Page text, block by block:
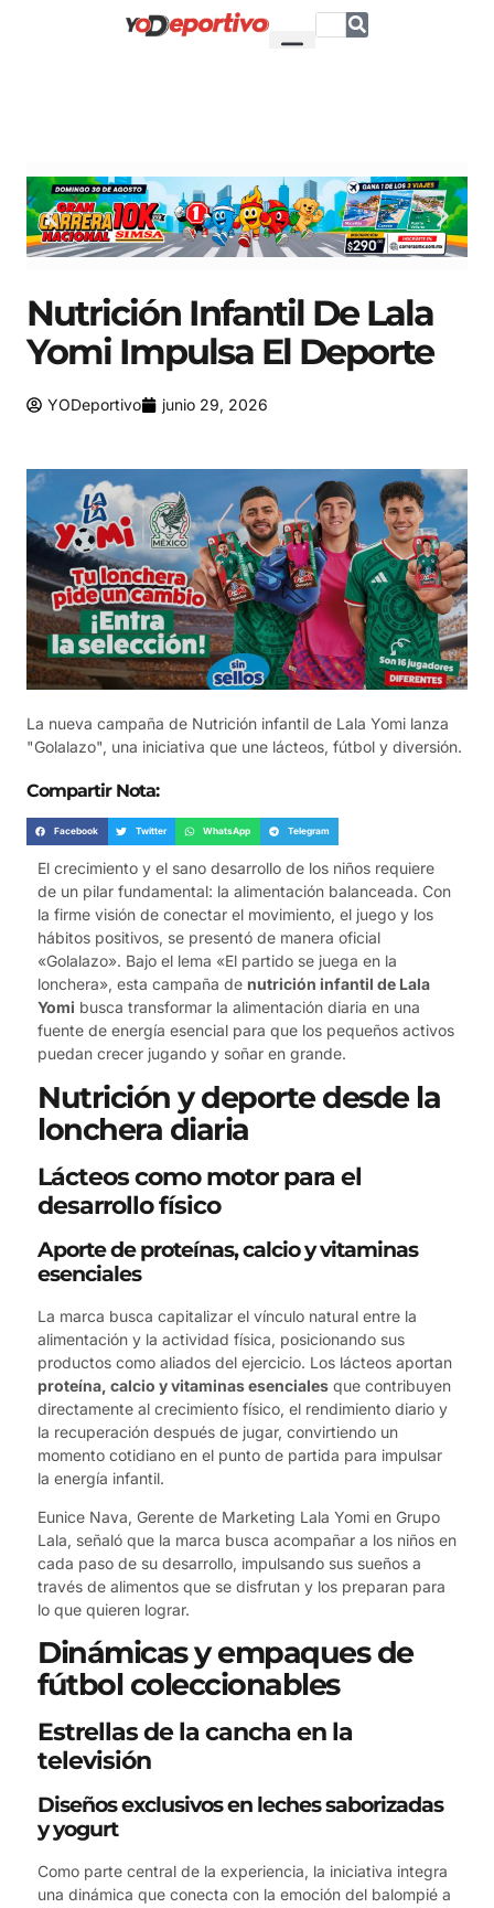
Nutrición Infantil De Lala
Yomi Impulsa El Deporte
YODeportivo junio 29, 2026
La nueva campaña de Nutrición infantil de Lala Yomi lanza
"Golalazo", una iniciativa que une lácteos, fútbol y diversión.
Compartir Nota:
Facebook Twitter WhatsApp Telegram
El crecimiento y el sano desarrollo de los niños requiere
de un pilar fundamental: la alimentación balanceada. Con
la firme visión de conectar el movimiento, el juego y los
hábitos positivos, se presentó de manera oficial
«Golalazo». Bajo el lema «El partido se juega en la
lonchera», esta campaña de nutrición infantil de Lala
Yomi busca transformar la alimentación diaria en una
fuente de energía esencial para que los pequeños activos
puedan crecer jugando y soñar en grande.
Nutrición y deporte desde la
lonchera diaria
Lácteos como motor para el
desarrollo físico
Aporte de proteínas, calcio y vitaminas
esenciales
La marca busca capitalizar el vínculo natural entre la
alimentación y la actividad física, posicionando sus
productos como aliados del ejercicio. Los lácteos aportan
proteína, calcio y vitaminas esenciales que contribuyen
directamente al crecimiento físico, el rendimiento diario y
la recuperación después de jugar, convirtiendo un
momento cotidiano en el punto de partida para impulsar
la energía infantil.
Eunice Nava, Gerente de Marketing Lala Yomi en Grupo
Lala, señaló que la marca busca acompañar a los niños en
cada paso de su desarrollo, impulsando sus sueños a
través de alimentos que se disfrutan y los preparan para
lo que quieren lograr.
Dinámicas y empaques de
fútbol coleccionables
Estrellas de la cancha en la
televisión
Diseños exclusivos en leches saborizadas
y yogurt
Como parte central de la experiencia, la iniciativa integra
una dinámica que conecta con la emoción del balompié a